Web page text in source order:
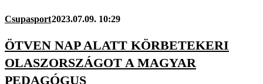
Csupasport2023.07.09. 10:29
ÖTVEN NAP ALATT KÖRBETEKERI
OLASZORSZÁGOT A MAGYAR
PEDAGÓGUS